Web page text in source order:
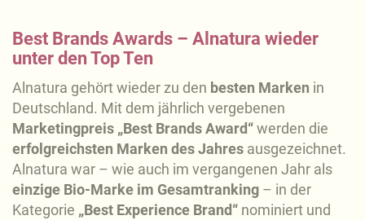
Best Brands Awards – Alnatura wieder
unter den Top Ten
Alnatura gehört wieder zu den besten Marken in
Deutschland. Mit dem jährlich vergebenen
Marketingpreis „Best Brands Award“werden die
erfolgreichsten Marken des Jahres ausgezeichnet.
Alnatura war – wie auch im vergangenen Jahr als
einzige Bio-Marke im Gesamtranking – in der
Kategorie „Best Experience Brand“ nominiert und